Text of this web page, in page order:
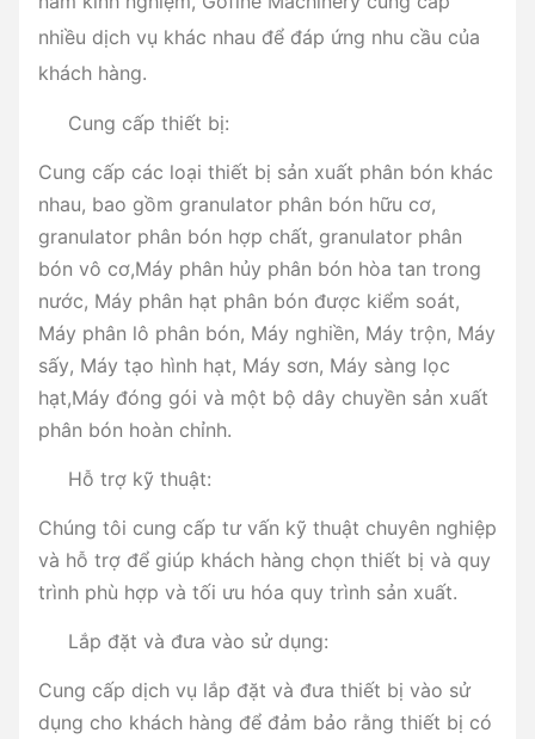
nhiều dịch vụ khác nhau để đáp ứng nhu cầu của
khách hàng.
Cung cấp thiết bị:
Cung cấp các loại thiết bị sản xuất phân bón khác
nhau, bao gồm granulator phân bón hữu cơ,
granulator phân bón hợp chất, granulator phân
bón vô cơ,Máy phân hủy phân bón hòa tan trong
nước, Máy phân hạt phân bón được kiểm soát,
Máy phân lô phân bón, Máy nghiền, Máy trộn, Máy
sấy, Máy tạo hình hạt, Máy sơn, Máy sàng lọc
hạt,Máy đóng gói và một bộ dây chuyền sản xuất
phân bón hoàn chỉnh.
Hỗ trợ kỹ thuật:
Chúng tôi cung cấp tư vấn kỹ thuật chuyên nghiệp
và hỗ trợ để giúp khách hàng chọn thiết bị và quy
trình phù hợp và tối ưu hóa quy trình sản xuất.
Lắp đặt và đưa vào sử dụng:
Cung cấp dịch vụ lắp đặt và đưa thiết bị vào sử
dụng cho khách hàng để đảm bảo rằng thiết bị có